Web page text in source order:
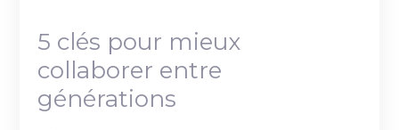
5 clés pour mieux
collaborer entre
générations